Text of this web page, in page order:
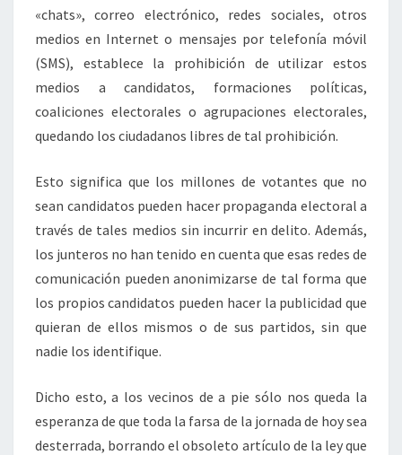
«chats», correo electrónico, redes sociales, otros
medios en Internet o mensajes por telefonía móvil
(SMS), establece la prohibición de utilizar estos
medios a candidatos, formaciones políticas,
coaliciones electorales o agrupaciones electorales,
quedando los ciudadanos libres de tal prohibición.
Esto significa que los millones de votantes que no
sean candidatos pueden hacer propaganda electoral a
través de tales medios sin incurrir en delito. Además,
los junteros no han tenido en cuenta que esas redes de
comunicación pueden anonimizarse de tal forma que
los propios candidatos pueden hacer la publicidad que
quieran de ellos mismos o de sus partidos, sin que
nadie los identifique.
Dicho esto, a los vecinos de a pie sólo nos queda la
esperanza de que toda la farsa de la jornada de hoy sea
desterrada, borrando el obsoleto artículo de la ley que